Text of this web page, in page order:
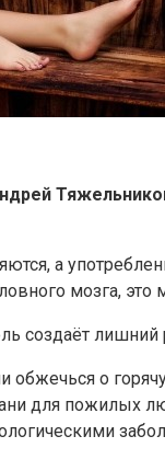
а
мозга, это
создаёт лишний
обжечься о
для пожилых